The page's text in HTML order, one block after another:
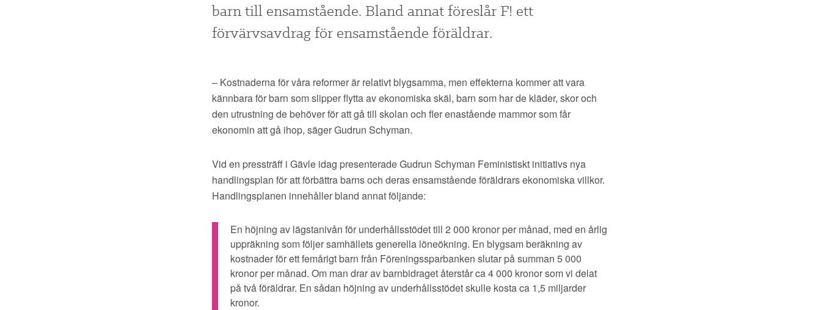
barn till ensamstående. Bland annat föreslår F! ett
förvärvsavdrag för ensamstående föräldrar.
– Kostnaderna för våra reformer är relativt blygsamma, men effekterna kommer att vara
kännbara för barn som slipper flytta av ekonomiska skäl, barn som har de kläder, skor och
den utrustning de behöver för att gå till skolan och fler enastående mammor som får
ekonomin att gå ihop, säger Gudrun Schyman.
Vid en pressträff i Gävle idag presenterade Gudrun Schyman Feministiskt initiativs nya
handlingsplan för att förbättra barns och deras ensamstående föräldrars ekonomiska villkor.
Handlingsplanen innehåller bland annat följande:
En höjning av lägstanivån för underhållsstödet till 2 000 kronor per månad, med en årlig
uppräkning som följer samhällets generella löneökning. En blygsam beräkning av
kostnader för ett femårigt barn från Föreningssparbanken slutar på summan 5 000
kronor per månad. Om man drar av barnbidraget återstår ca 4 000 kronor som vi delat
på två föräldrar. En sådan höjning av underhållsstödet skulle kosta ca 1,5 miljarder
kronor.